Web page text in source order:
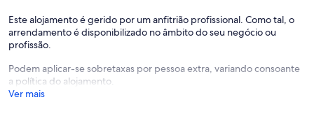
Este alojamento é gerido por um anfitrião profissional. Como tal, o
arrendamento é disponibilizado no âmbito do seu negócio ou
profissão.
Podem aplicar-se sobretaxas por pessoa extra, variando consoante
a política do alojamento.
Ver mais